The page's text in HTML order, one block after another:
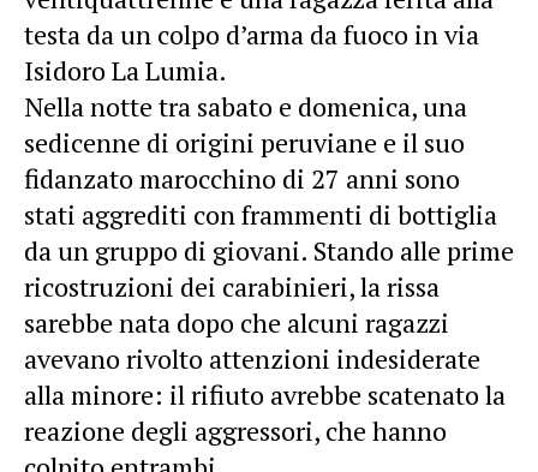
testa da un colpo d’arma da fuoco in via
Isidoro La Lumia.
Nella notte tra sabato e domenica, una
sedicenne di origini peruviane e il suo
fidanzato marocchino di 27 anni sono
stati aggrediti con frammenti di bottiglia
da un gruppo di giovani. Stando alle prime
ricostruzioni dei carabinieri, la rissa
sarebbe nata dopo che alcuni ragazzi
avevano rivolto attenzioni indesiderate
alla minore: il rifiuto avrebbe scatenato la
reazione degli aggressori, che hanno